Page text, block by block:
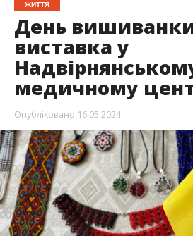
ЖИТТЯ
День
виставка у
медичному
Опубліковано 16.05.2024